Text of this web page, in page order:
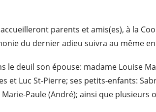
parents et amis(es), à la
du dernier adieu suivra au même
le deuil son épouse: madame Louise
et Luc St-Pierre; ses petits-enfants:
Paule (André); ainsi que